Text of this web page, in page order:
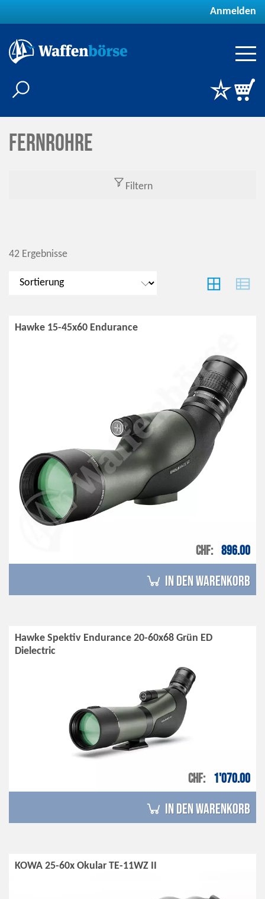
Anmelden
Fernrohre
Filtern
42 Ergebnisse
Hawke 15-45x60 Endurance
CHF 896.00
in den Warenkorb
Hawke Spektiv Endurance 20-60x68 Grün ED
Dielectric
CHF 1'070.00
in den Warenkorb
KOWA 25-60x Okular TE-11WZ II